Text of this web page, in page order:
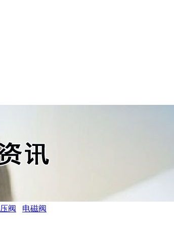
阀 电磁阀